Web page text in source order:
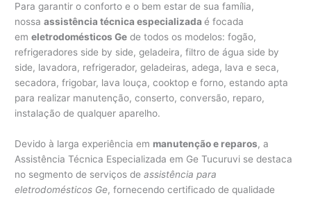
Para garantir o conforto e o bem estar de sua família,
nossaassistência técnica especializadaé focada
emeletrodomésticos Ge de todos os modelos: fogão,
refrigeradores side by side, geladeira, filtro de água side by
side, lavadora, refrigerador, geladeiras, adega, lava e seca,
secadora, frigobar, lava louça, cooktop e forno, estando apta
para realizar manutenção, conserto, conversão, reparo,
instalação de qualquer aparelho.
Devido à larga experiência em manutenção e reparos, a
Assistência Técnica Especializada em Ge Tucuruvi se destaca
no segmento de serviços deassistência para
eletrodomésticos Ge, fornecendo certificado de qualidade